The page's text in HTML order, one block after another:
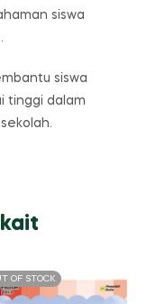
siswa
siswa
tinggi dalam
OF STOCK